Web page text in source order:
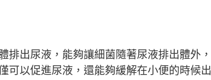
出尿液，能夠讓細菌隨著尿液排出體外，
可以促進尿液，還能夠緩解在小便的時候出